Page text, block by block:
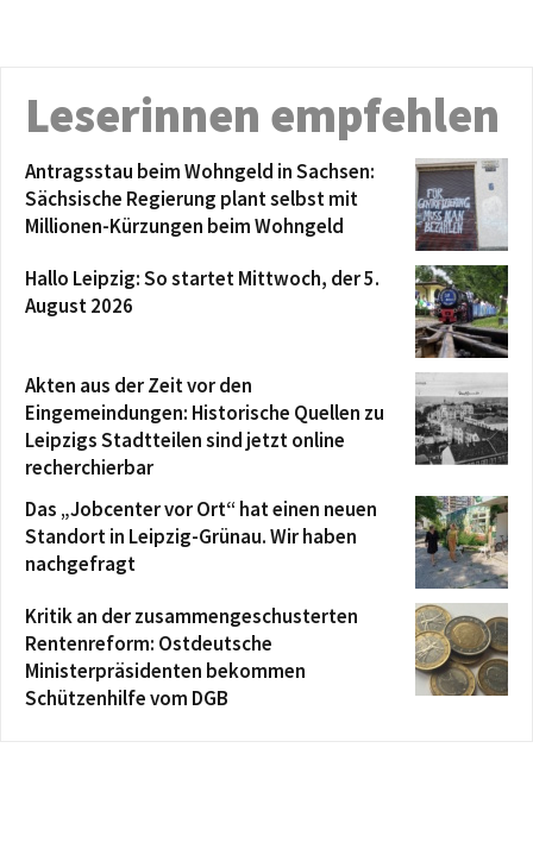
Leserinnen empfehlen
Antragsstau beim Wohngeld in Sachsen:
Sächsische Regierung plant selbst mit
Millionen-Kürzungen beim Wohngeld
Hallo Leipzig: So startet Mittwoch, der 5.
August 2026
Akten aus der Zeit vor den
Eingemeindungen: Historische Quellen zu
Leipzigs Stadtteilen sind jetzt online
recherchierbar
Das „Jobcenter vor Ort“ hat einen neuen
Standort in Leipzig-Grünau. Wir haben
nachgefragt
Kritik an der zusammengeschusterten
Rentenreform: Ostdeutsche
Ministerpräsidenten bekommen
Schützenhilfe vom DGB